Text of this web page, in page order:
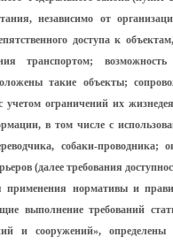
независимо от
доступа к
транспортом;
такие объекты;
ограничений их
в том числе с
собаки-
(далее требования
применения нормативы и
выполнение требований
и сооружений», определены